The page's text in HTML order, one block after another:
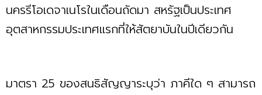
นครรีโอเดจาเนโรในเดือนถัดมา สหรัฐเป็นประเทศ
อุตสาหกรรมประเทศแรกที่ให้สัตยาบันในปีเดียวกัน
มาตรา 25 ของสนธิสัญญาระบุว่า ภาคีใด ๆ สามารถ